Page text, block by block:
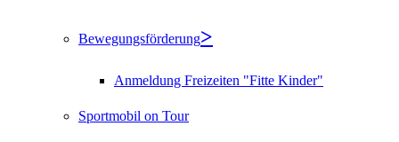
Bewegungsförderung
Anmeldung Freizeiten "Fitte Kinder"
Sportmobil on Tour